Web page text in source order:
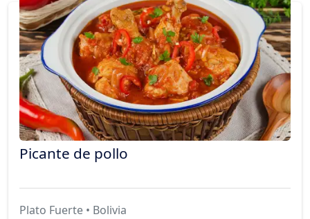
Picante de pollo
Plato Fuerte • Bolivia